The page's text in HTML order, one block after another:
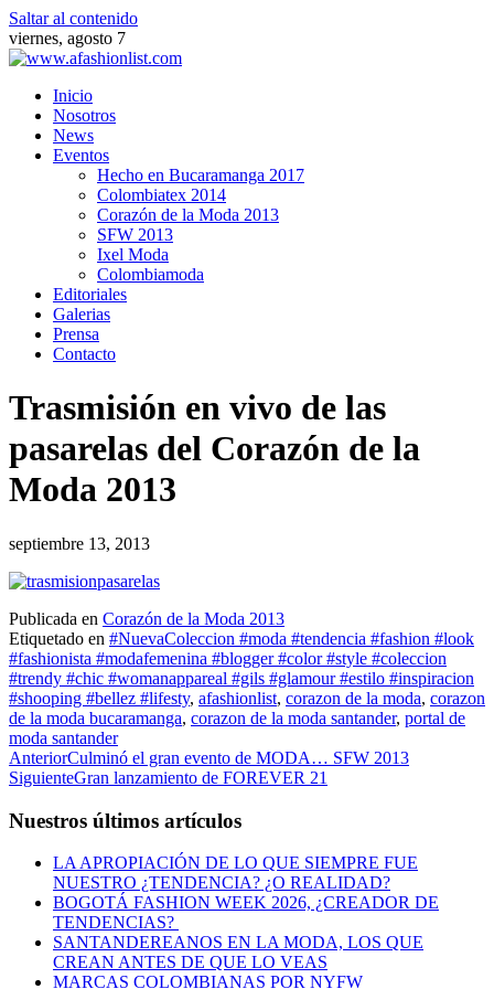
Saltar al contenido
viernes, agosto 7
Inicio
Nosotros
News
Eventos
Hecho en Bucaramanga 2017
Colombiatex 2014
Corazón de la Moda 2013
SFW 2013
Ixel Moda
Colombiamoda
Editoriales
Galerias
Prensa
Contacto
Trasmisión en vivo de las
pasarelas del Corazón de la
Moda 2013
septiembre 13, 2013
Publicada en Corazón de la Moda 2013
Etiquetado en #NuevaColeccion #moda #tendencia #fashion #look
#fashionista #modafemenina #blogger #color #style #coleccion
#trendy #chic #womanappareal #gils #glamour #estilo #inspiracion
#shooping #bellez #lifesty, afashionlist, corazon de la moda, corazon
de la moda bucaramanga, corazon de la moda santander, portal de
moda santander
AnteriorCulminó el gran evento de MODA… SFW 2013
SiguienteGran lanzamiento de FOREVER 21
Nuestros últimos artículos
LA APROPIACIÓN DE LO QUE SIEMPRE FUE
NUESTRO ¿TENDENCIA? ¿O REALIDAD?
BOGOTÁ FASHION WEEK 2026, ¿CREADOR DE
TENDENCIAS?
SANTANDEREANOS EN LA MODA, LOS QUE
CREAN ANTES DE QUE LO VEAS
MARCAS COLOMBIANAS POR NYFW